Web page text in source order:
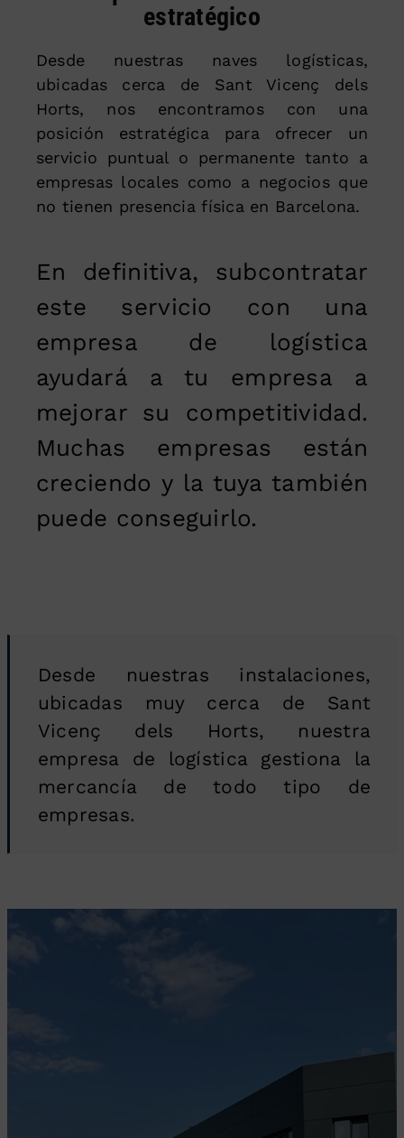
estratégico
Desde nuestras naves logísticas,
ubicadas cerca de Sant Vicenç dels
Horts, nos encontramos con una
posición estratégica para ofrecer un
servicio puntual o permanente tanto a
empresas locales como a negocios que
no tienen presencia física en Barcelona.
En definitiva, subcontratar
este servicio con una
empresa de logística
ayudará a tu empresa a
mejorar su competitividad.
Muchas empresas están
creciendo y la tuya también
puede conseguirlo.
Desde nuestras instalaciones,
ubicadas muy cerca de Sant
Vicenç dels Horts, nuestra
empresa de logística gestiona la
mercancía de todo tipo de
empresas.